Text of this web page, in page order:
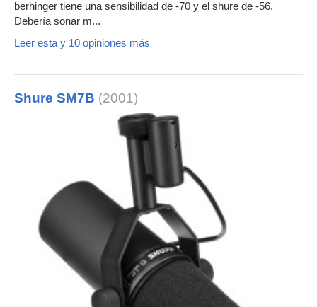
berhinger tiene una sensibilidad de -70 y el shure de -56.
Debería sonar m...
Leer esta y 10 opiniones más
Shure SM7B (2001)